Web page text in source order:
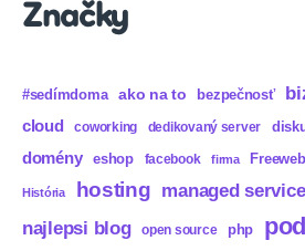
Značky
#sedímdoma ako na to bezpečnosť
cloud coworking dedikovaný server
domény eshop facebook firma Freeweb
História hosting managed
najlepsi blog open source php